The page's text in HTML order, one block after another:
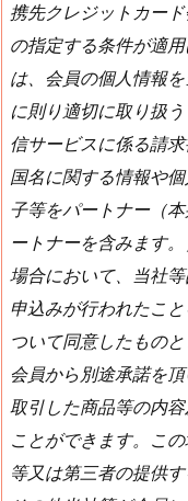
携先クレジットカー
の指定する条件が適
は、会員の個人情報
に則り適切に取り扱
信サービスに係る請
国名に関する情報や
子等をパートナー（
ートナーを含みます
場合において、当社
申込みが行われたこ
ついて同意したもの
会員から別途承諾を
取引した商品等の内
ことができます。こ
等又は第三者の提供